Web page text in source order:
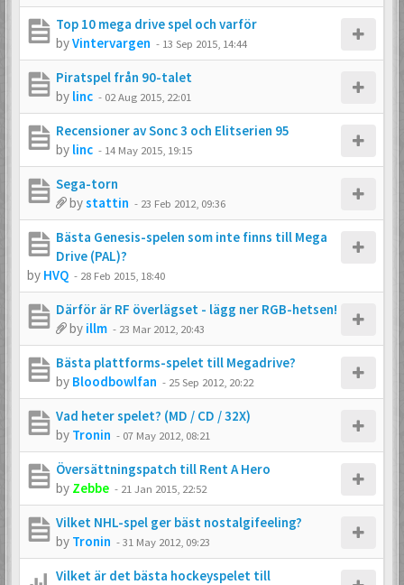
Top 10 mega drive spel och varför
byVintervargen - 13 Sep 2015, 14:44
Piratspel från 90-talet
by linc - 02 Aug 2015, 22:01
Recensioner av Sonc 3 och Elitserien 95
by linc - 14 May 2015, 19:15
Sega-torn
bystattin - 23 Feb 2012, 09:36
Bästa Genesis-spelen som inte finns till Mega
Drive (PAL)?
by HVQ - 28 Feb 2015, 18:40
Därför är RF överlägset - lägg ner RGB-hetsen!
by illm - 23 Mar 2012, 20:43
Bästa plattforms-spelet till Megadrive?
by Bloodbowlfan - 25 Sep 2012, 20:22
Vad heter spelet? (MD / CD / 32X)
by Tronin - 07 May 2012, 08:21
Översättningspatch till Rent A Hero
by Zebbe - 21 Jan 2015, 22:52
Vilket NHL-spel ger bäst nostalgifeeling?
by Tronin -31 May 2012, 09:23
Vilket är det bästa hockeyspelet till